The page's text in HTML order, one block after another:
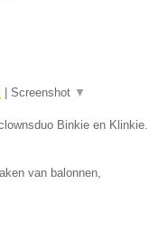
Screenshot ▼
Binkie en Klinkie.
van balonnen,